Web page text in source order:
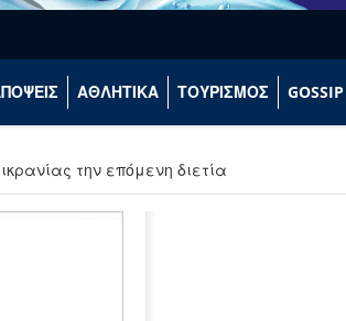
ΑΘΛΗΤΙΚΑ ΤΟΥΡΙΣΜΟΣ GOSSIP
την επόμενη διετία